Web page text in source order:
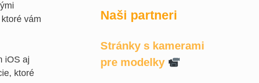
vám
iOS aj
ktoré
Naši partneri
Stránky s kamerami
pre modelky